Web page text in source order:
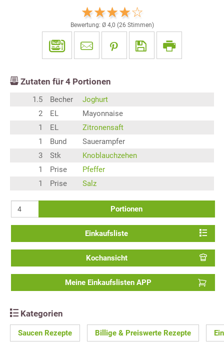
Bewertung: Ø 4,0 (26 Stimmen)
Zutaten für 4 Portionen
1.5 Becher
Joghurt
2
EL
Mayonnaise
1
EL
Zitronensaft
1
Bund
Sauerampfer
3
Stk
Knoblauchzehen
1
Prise
Pfeffer
1
Prise Salz
Portionen
Einkaufsliste
Kochansicht
Meine Einkaufslisten APP
Kategorien
Saucen Rezepte Billige & Preiswerte Rezepte